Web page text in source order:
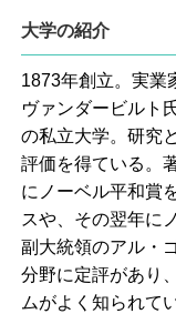
大学の紹介
1873年創立。実業
ヴァンダービルト
の私立大学。研究
評価を得ている。
にノーベル平和賞
スや、その翌年に
副大統領のアル・
分野に定評があり
ムがよく知られて